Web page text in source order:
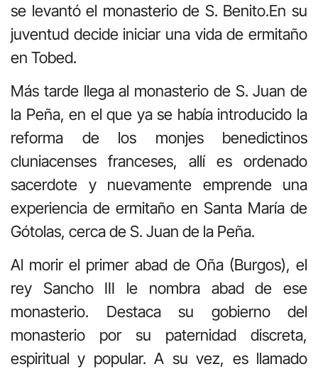
se levantó el monasterio de S. Benito.En su
juventud decide iniciar una vida de ermitaño
en Tobed.
Más tarde llega al monasterio de S. Juan de
la Peña, en el que ya se había introducido la
reforma de los monjes benedictinos
cluniacenses franceses, allí es ordenado
sacerdote y nuevamente emprende una
experiencia de ermitaño en Santa María de
Gótolas, cerca de S. Juan de la Peña.
Al morir el primer abad de Oña (Burgos), el
rey Sancho III le nombra abad de ese
monasterio. Destaca su gobierno del
monasterio por su paternidad discreta,
espiritual y popular. A su vez, es llamado